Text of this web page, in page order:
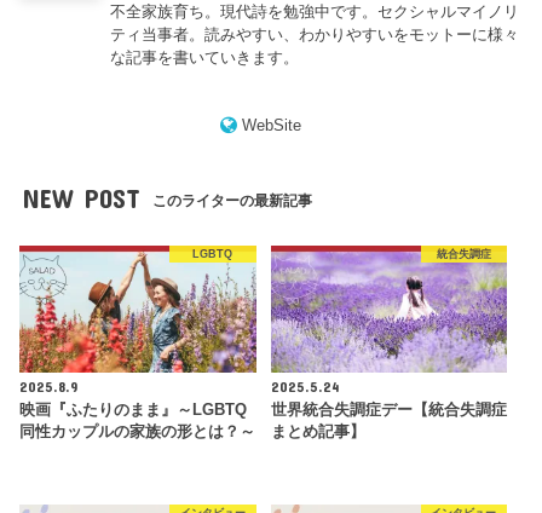
不全家族育ち。現代詩を勉強中です。セクシャルマイノリ
ティ当事者。読みやすい、わかりやすいをモットーに様々
な記事を書いていきます。
WebSite
NEW POST このライターの最新記事
LGBTQ
2025.8.9
映画『ふたりのまま』～LGBTQ
同性カップルの家族の形とは？～
統合失調症
2025.5.24
世界統合失調症デー【統合失調症
まとめ記事】